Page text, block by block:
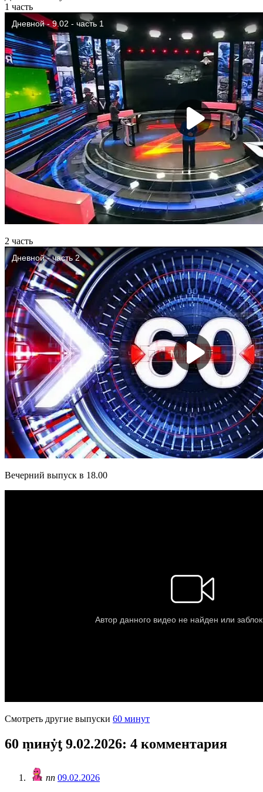
1 часть
2 часть
Вечерний выпуск в 18.00
Смотреть другие выпуски 60 минут
60 ṃинẏƫ 9.02.2026: 4 комментария
пп 09.02.2026